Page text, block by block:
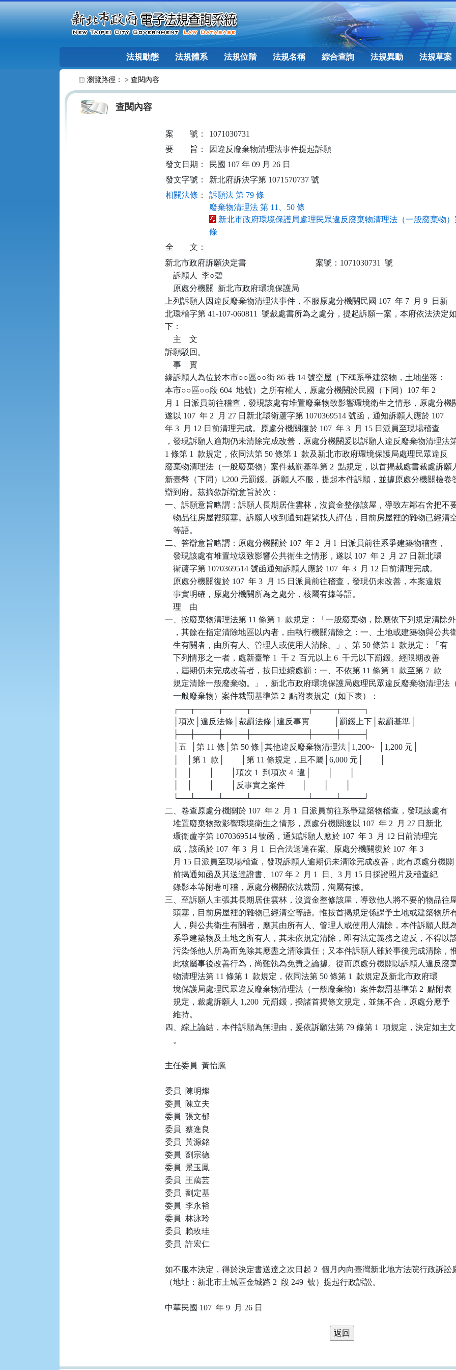
法規動態 法規體系 法規位階 法規名稱 綜合查詢 法規異動 法規草案
瀏覽路徑： > 查閱內容
查閱內容
案 號：
1071030731
要
旨：
因違反廢棄物清理法事件提起訴願
發文日期：
民國 107 年 09 月 26 日
發文字號：
新北府訴決字第 1071570737 號
相關法條 ：
訴願法 第 79 條
廢棄物清理法 第 11、50 條
新北市政府環境保護局處理民眾違反廢棄物清理法（一般廢棄物
條
全
文：
新北市政府訴願決定書                                  案號：1071030731  號
    訴願人  李○碧
    原處分機關  新北市政府環境保護局
上列訴願人因違反廢棄物清理法事件，不服原處分機關民國 107  年 7  月 9  日新
北環稽字第 41-107-060811  號裁處書所為之處分，提起訴願一案，本府依法決定
下：
    主    文
訴願駁回。
    事    實
緣訴願人為位於本市○○區○○街 86 巷 14 號空屋（下稱系爭建築物，土地坐落：
本市○○區○○段 604  地號）之所有權人，原處分機關於民國（下同）107 年 2
月 1  日派員前往稽查，發現該處有堆置廢棄物致影響環境衛生之情形，原處分機
遂以 107  年 2  月 27 日新北環衛蘆字第 1070369514 號函，通知訴願人應於 107
年 3  月 12 日前清理完成。原處分機關復於 107  年 3  月 15 日派員至現場稽查
，發現訴願人逾期仍未清除完成改善，原處分機關爰以訴願人違反廢棄物清理法
1 條第 1  款規定，依同法第 50 條第 1  款及新北市政府環境保護局處理民眾違反
廢棄物清理法（一般廢棄物）案件裁罰基準第 2  點規定，以首揭裁處書裁處訴願
新臺幣（下同）l,200 元罰鍰。訴願人不服，提起本件訴願，並據原處分機關檢卷
辯到府。茲摘敘訴辯意旨於次：
一、訴願意旨略謂：訴願人長期居住雲林，沒資金整修該屋，導致左鄰右舍把不
物品往房屋裡頭塞。訴願人收到通知趕緊找人評估，目前房屋裡的雜物已經清
    等語。
二、答辯意旨略謂：原處分機關於 107  年 2  月 l  日派員前往系爭建築物稽查，
    發現該處有堆置垃圾致影響公共衛生之情形，遂以 107  年 2  月 27 日新北環
    衛蘆字第 1070369514 號函通知訴願人應於 107  年 3  月 12 日前清理完成。
    原處分機關復於 107  年 3  月 15 日派員前往稽查，發現仍未改善，本案違規
    事實明確，原處分機關所為之處分，核屬有據等語。
    理    由
一、按廢棄物清理法第 11 條第 1  款規定：「一般廢棄物，除應依下列規定清除外
，其餘在指定清除地區以內者，由執行機關清除之：一、土地或建築物與公共
    生有關者，由所有人、管理人或使用人清除。」、第 50 條第 1  款規定：「有
    下列情形之一者，處新臺幣 1  千 2  百元以上 6  千元以下罰鍰。經限期改善
    ，屆期仍未完成改善者，按日連續處罰：一、不依第 11 條第 1  款至第 7  款
規定清除一般廢棄物。」，新北市政府環境保護局處理民眾違反廢棄物清理法
    一般廢棄物）案件裁罰基準第 2  點附表規定（如下表）：
    ┌──┬────┬────┬──────────┬────┬────┐
    │項次│違反法條│裁罰法條│違反事實            │罰鍰上下│裁罰基準│
    ├──┼────┼────┼──────────┼────┼────┤
    │五  │第 11 條│第 50 條│其他違反廢棄物清理法│1,200~  │1,200 元│
    │    │第 1  款│        │第 11 條規定，且不屬│6,000 元│        │
    │    │        │        │項次 1  到項次 4  違│        │        │
    │    │        │        │反事實之案件        │        │        │
    └──┴────┴────┴──────────┴────┴────┘
二、卷查原處分機關於 107  年 2  月 1  日派員前往系爭建築物稽查，發現該處有
    堆置廢棄物致影響環境衛生之情形，原處分機關遂以 107  年 2  月 27 日新北
    環衛蘆字第 1070369514 號函，通知訴願人應於 107  年 3  月 12 日前清理完
    成，該函於 107  年 3  月 1  日合法送達在案。原處分機關復於 107  年 3
    月 15 日派員至現場稽查，發現訴願人逾期仍未清除完成改善，此有原處分機關
    前揭通知函及其送達證書、107 年 2  月 1  日、3 月 15 日採證照片及稽查紀
    錄影本等附卷可稽，原處分機關依法裁罰，洵屬有據。
三、至訴願人主張其長期居住雲林，沒資金整修該屋，導致他人將不要的物品往
頭塞，目前房屋裡的雜物已經清空等語。惟按首揭規定係課予土地或建築物所
人，與公共衛生有關者，應其由所有人、管理人或使用人清除，本件訴願人既
系爭建築物及土地之所有人，其未依規定清除，即有法定義務之違反，不得以
污染係他人所為而免除其應盡之清除責任；又本件訴願人雖於事後完成清除，
此核屬事後改善行為，尚難執為免責之論據。從而原處分機關以訴願人違反廢
    物清理法第 11 條第 1  款規定，依同法第 50 條第 1  款規定及新北市政府環
    境保護局處理民眾違反廢棄物清理法（一般廢棄物）案件裁罰基準第 2  點附表
    規定，裁處訴願人 1,200  元罰鍰，揆諸首揭條文規定，並無不合，原處分應予
    維持。
四、綜上論結，本件訴願為無理由，爰依訴願法第 79 條第 1  項規定，決定如主文
    。
主任委員  黃怡騰
委員  陳明燦
委員  陳立夫
委員  張文郁
委員  蔡進良
委員  黃源銘
委員  劉宗德
委員  景玉鳳
委員  王藹芸
委員  劉定基
委員  李永裕
委員  林泳玲
委員  賴玫珪
委員  許宏仁
如不服本決定，得於決定書送達之次日起 2  個月內向臺灣新北地方法院行政訴訟
（地址：新北市土城區金城路 2  段 249  號）提起行政訴訟。